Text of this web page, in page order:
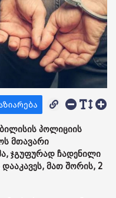
პოლიციის
მთავარი
ჯგუფურად ჩადენილი
მათ შორის, 2